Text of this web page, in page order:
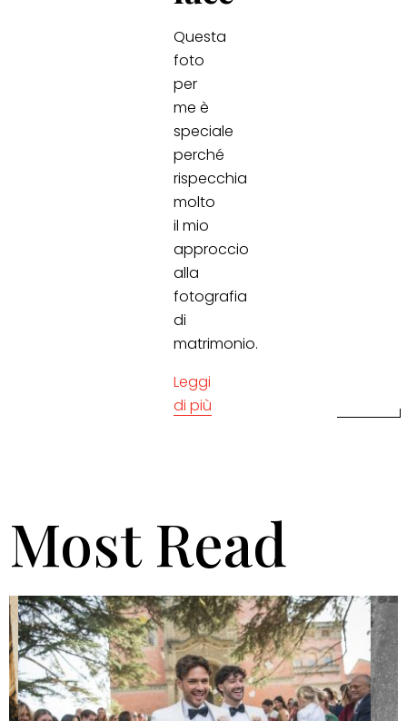
Questa
foto
per
me è
speciale
perché
rispecchia
molto
il mio
approccio
alla
fotografia
di
matrimonio.
Leggi
di più
Most Read